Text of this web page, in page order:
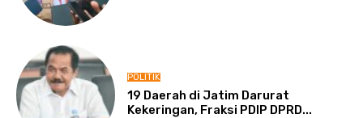
POLITIK
19 Daerah di Jatim Darurat
Kekeringan, Fraksi PDIP DPRD...